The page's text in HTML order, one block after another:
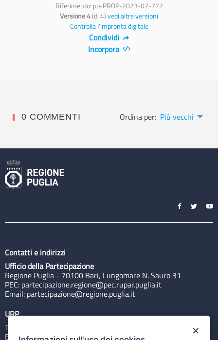
Riferimento: pp-PROP-2023-07-777
Versione 4(di 4)vedi altre versioni
Controlla l'impronta digitale
Condividi
Incorpora
0 COMMENTI Ordina per: Più vecchi
Contatti e indirizzi
Ufficio della Partecipazione
Regione Puglia - 70100 Bari, Lungomare N. Sauro 31
PEC: partecipazione.regione@pec.rupar.puglia.it
Email: partecipazione@regione.puglia.it
URP
Tel: 800713939
Email:quiregione@regione.puglia.it ×